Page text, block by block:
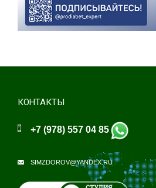
КОНТАКТЫ
+7 (978) 557 04 85
SIMZDOROV@YANDEX.RU